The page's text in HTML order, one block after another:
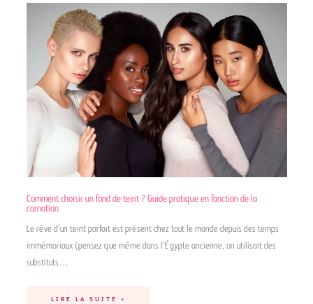
Comment choisir un fond de teint ? Guide pratique en fonction de la
carnation
Le rêve d’un teint parfait est présent chez tout le monde depuis des temps
immémoriaux (pensez que même dans l’Égypte ancienne, on utilisait des
substituts…
LIRE LA SUITE »